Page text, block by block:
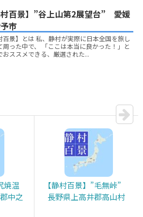
村百景】”谷上山第2展望台” 愛媛
市
百景】とは 私、静村が実際に日本全国を旅し
周った中で、 「ここは本当に良かった！」と
おススメできる、厳選された...
焼温
中之
【静村百景】”毛無峠”
長野県上高井郡高山村